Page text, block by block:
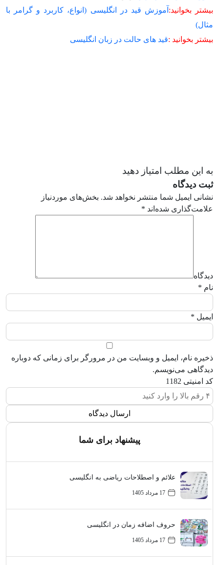
بیشتر بخوانید: آموزش قید در انگلیسی (انواع، کاربرد و گرامر با
مثال)
بیشتر بخوانید :قید های حالت در زبان انگلیسی
به این مطلب امتیاز دهید
ثبت دیدگاه
نشانی ایمیل شما منتشر نخواهد شد. بخش‌های موردنیاز
علامت‌گذاری شده‌اند *
دیدگاه
نام *
ایمیل *
ذخیره نام، ایمیل و وبسایت من در مرورگر برای زمانی که دوباره
دیدگاهی می‌نویسم.
کد امنیتی 1182
پیشنهاد برای شما
علائم و اصطلاحات ریاضی به انگلیسی
17 مرداد 1405
حروف اضافه زمان در انگلیسی
17 مرداد 1405